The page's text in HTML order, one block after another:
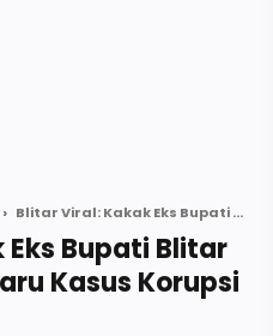
Blitar Viral: Kakak Eks Bupati Blitar Jadi Tersangka Baru Kasus Korupsi DAM Kali Bentak
Bupati Blitar
Kasus Korupsi